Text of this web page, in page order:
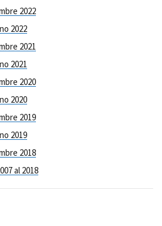
2022
2022
2021
2021
2020
2020
2019
2019
2018
al 2018